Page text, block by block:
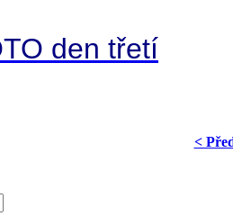
den třetí
<